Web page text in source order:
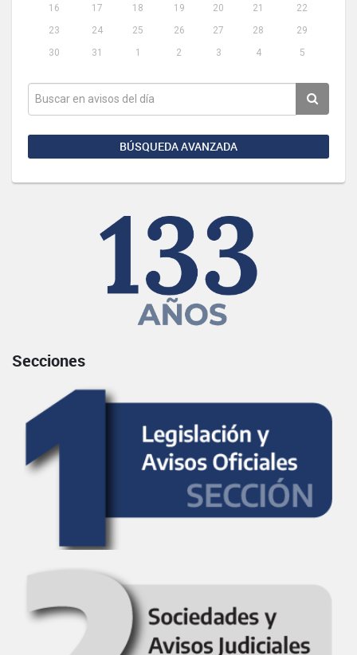
16
17 18 19 20 21
22
23
24 25 26 27 28
29
30
31 1 2 3 4 5
BÚSQUEDA AVANZADA
Secciones